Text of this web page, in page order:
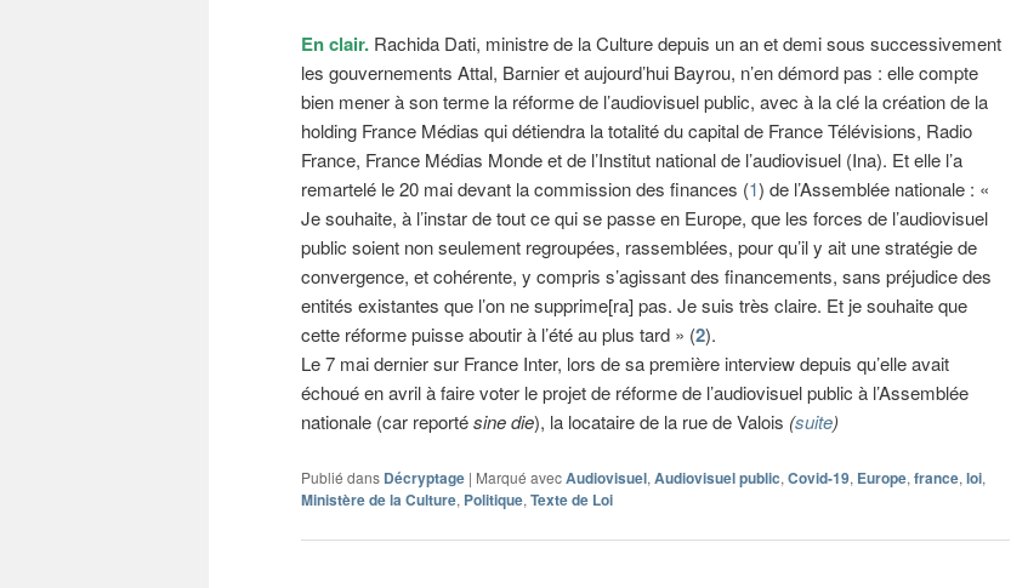
En clair. Rachida Dati, ministre de la Culture depuis un an et demi sous successivement
les gouvernements Attal, Barnier et aujourd’hui Bayrou, n’en démord pas : elle compte
bien mener à son terme la réforme de l’audiovisuel public, avec à la clé la création de la
holding France Médias qui détiendra la totalité du capital de France Télévisions, Radio
France, France Médias Monde et de l’Institut national de l’audiovisuel (Ina). Et elle l’a
remartelé le 20 mai devant la commission des finances (1) de l’Assemblée nationale : «
Je souhaite, à l’instar de tout ce qui se passe en Europe, que les forces de l’audiovisuel
public soient non seulement regroupées, rassemblées, pour qu’il y ait une stratégie de
convergence, et cohérente, y compris s’agissant des financements, sans préjudice des
entités existantes que l’on ne supprime[ra] pas. Je suis très claire. Et je souhaite que
cette réforme puisse aboutir à l’été au plus tard » (2).
Le 7 mai dernier sur France Inter, lors de sa première interview depuis qu’elle avait
échoué en avril à faire voter le projet de réforme de l’audiovisuel public à l’Assemblée
nationale (car reportésine die), la locataire de la rue de Valois (suite)
Publié dans Décryptage | Marqué avecAudiovisuel, Audiovisuel public, Covid-19, Europe, france, loi,
Ministère de la Culture, Politique, Texte de Loi